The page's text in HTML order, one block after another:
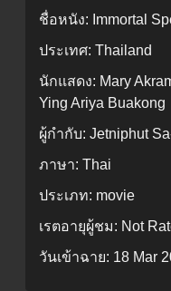
ชื่อหนัง: Immortal
ประเทศ: Thailand
นักแสดง: Mary
Ying Ariya Buakong
ผู้กำกับ: Jetniphut
ภาษา: Thai
ประเภท: movie
เรตอายุผู้ชม: Not
วันเข้าฉาย: 18 Mar